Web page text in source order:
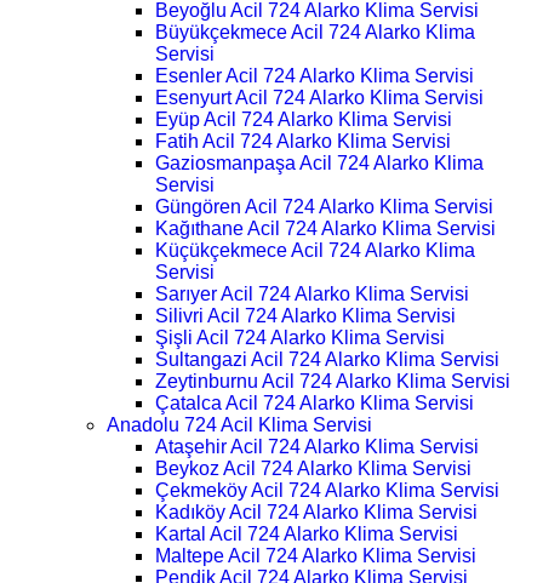
Beyoğlu Acil 724 Alarko Klima Servisi
Büyükçekmece Acil 724 Alarko Klima
Servisi
Esenler Acil 724 Alarko Klima Servisi
Esenyurt Acil 724 Alarko Klima Servisi
Eyüp Acil 724 Alarko Klima Servisi
Fatih Acil 724 Alarko Klima Servisi
Gaziosmanpaşa Acil 724 Alarko Klima
Servisi
Güngören Acil 724 Alarko Klima Servisi
Kağıthane Acil 724 Alarko Klima Servisi
Küçükçekmece Acil 724 Alarko Klima
Servisi
Sarıyer Acil 724 Alarko Klima Servisi
Silivri Acil 724 Alarko Klima Servisi
Şişli Acil 724 Alarko Klima Servisi
Sultangazi Acil 724 Alarko Klima Servisi
Zeytinburnu Acil 724 Alarko Klima Servisi
Çatalca Acil 724 Alarko Klima Servisi
Anadolu 724 Acil Klima Servisi
Ataşehir Acil 724 Alarko Klima Servisi
Beykoz Acil 724 Alarko Klima Servisi
Çekmeköy Acil 724 Alarko Klima Servisi
Kadıköy Acil 724 Alarko Klima Servisi
Kartal Acil 724 Alarko Klima Servisi
Maltepe Acil 724 Alarko Klima Servisi
Pendik Acil 724 Alarko Klima Servisi